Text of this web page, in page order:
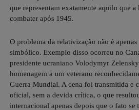
que representam exatamente aquilo que
combater após 1945.
O problema da relativização não é
simbólico. Exemplo disso ocorreu no
presidente ucraniano Volodymyr
homenagem a um veterano
Guerra Mundial. A cena foi transmitida e
oficial, sem a devida crítica, o que
internacional apenas depois que o fato se